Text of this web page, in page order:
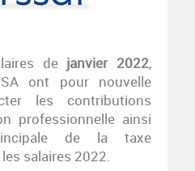
de janvier 2022,
ont pour nouvelle
les contributions
professionnelle ainsi
de la taxe
salaires 2022.